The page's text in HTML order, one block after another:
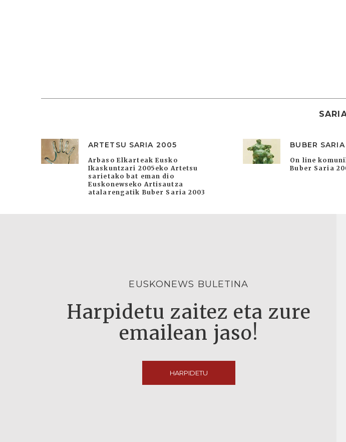
ARTETSU SARIA 2005
Arbaso Elkarteak Eusko
Ikaskuntzari 2005eko Artetsu
sarietako bat eman dio
Euskonewseko Artisautza
atalarengatik Buber Saria 2003
BUBER
On line
Buber Saria
EUSKONEWS BULETINA
Harpidetu zaitez eta zure
emailean jaso!
HARPIDETU